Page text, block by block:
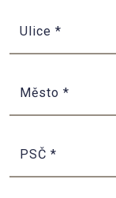
Ulice *
Město *
PSČ *